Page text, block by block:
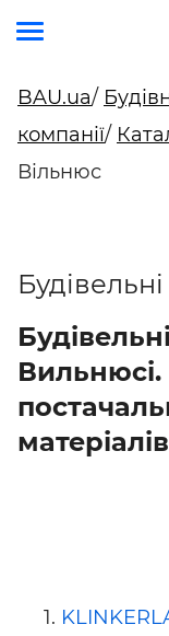
BAU.ua/
компанії/
Вільнюс
матеріалів